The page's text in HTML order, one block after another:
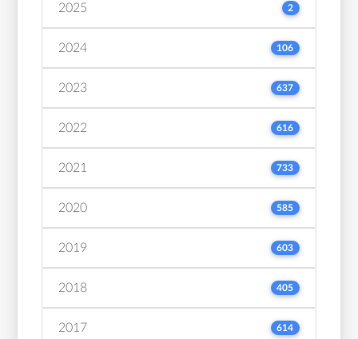
2025 2
2024 106
2023 637
2022 616
2021 733
2020 585
2019 603
2018 405
2017 614